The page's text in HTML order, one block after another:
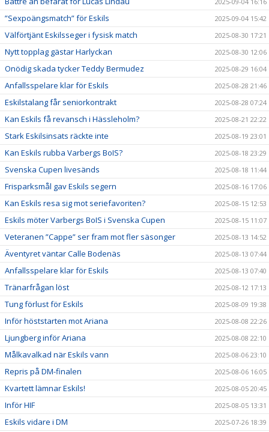
”Sexpoängsmatch” för Eskils 2025-09-04 15:42
Välförtjänt Eskilsseger i fysisk match 2025-08-30 17:21
Nytt topplag gästar Harlyckan 2025-08-30 12:06
Onödig skada tycker Teddy Bermudez 2025-08-29 16:04
Anfallsspelare klar för Eskils 2025-08-28 21:46
Eskilstalang får seniorkontrakt 2025-08-28 07:24
Kan Eskils få revansch i Hässleholm? 2025-08-21 22:22
Stark Eskilsinsats räckte inte 2025-08-19 23:01
Kan Eskils rubba Varbergs BoIS? 2025-08-18 23:29
Svenska Cupen livesänds 2025-08-18 11:44
Frisparksmål gav Eskils segern 2025-08-16 17:06
Kan Eskils resa sig mot seriefavoriten? 2025-08-15 12:53
Eskils möter Varbergs BoIS i Svenska Cupen 2025-08-15 11:07
Veteranen ”Cappe” ser fram mot fler säsonger 2025-08-13 14:52
Äventyret väntar Calle Bodenäs 2025-08-13 07:44
Anfallsspelare klar för Eskils 2025-08-13 07:40
Tränarfrågan löst 2025-08-12 17:13
Tung förlust för Eskils 2025-08-09 19:38
Inför höststarten mot Ariana 2025-08-08 22:26
Ljungberg inför Ariana 2025-08-08 22:10
Målkavalkad när Eskils vann 2025-08-06 23:10
Repris på DM-finalen 2025-08-06 16:05
Kvartett lämnar Eskils! 2025-08-05 20:45
Inför HIF 2025-08-05 13:31
Eskils vidare i DM 2025-07-26 18:39